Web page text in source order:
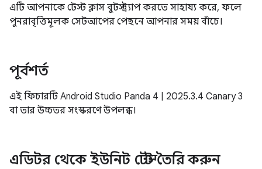
এটি আপনাকে টেস্ট ক্লাস বুটস্ট্র্যাপ করতে সাহায্য করে, ফলে
পুনরাবৃত্তিমূলক সেটআপের পেছনে আপনার সময় বাঁচে।
পূর্বশর্ত
এই ফিচারটি Android Studio Panda 4 | 2025.3.4 Canary 3
বা তার উচ্চতর সংস্করণে উপলব্ধ।
এডিটর থেকে ইউনিট টেস্ট তৈরি করুন